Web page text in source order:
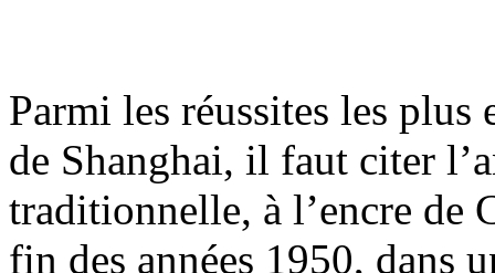
Parmi les réussites les plus
de Shanghai, il faut citer
traditionnelle, à l’encre de
fin des années 1950, dans